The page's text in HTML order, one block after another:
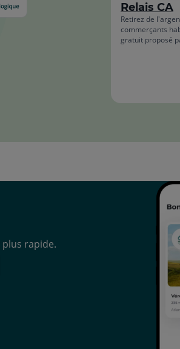
Relais CA
Retirez de
commerçants
gratuit proposé
rapide.